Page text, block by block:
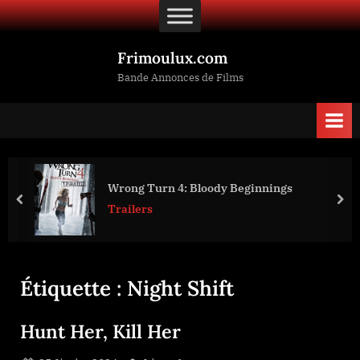
Skip
to
Frimoulux.com
Bande Annonces de Films
Wrong Turn 4: Bloody Beginnings
Trailers
prev
Étiquette : Night Shift
Hunt Her, Kill Her